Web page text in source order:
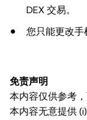
DEX 交易。
您只能更改手
免责声明
本内容仅供参考
本内容无意提供